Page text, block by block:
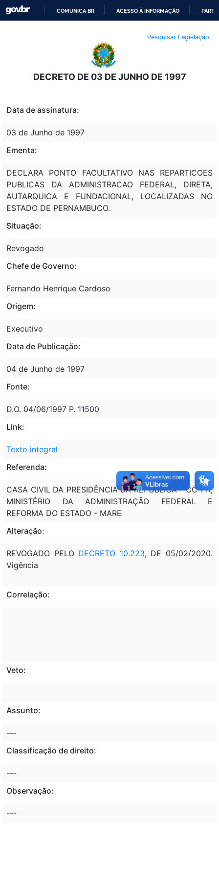
O
CONTEÚDO
COMUNICA BR ACESSO À INFORMAÇÃO
Pesquisar Legislação
DECRETO DE 03 DE JUNHO DE 1997
Data de assinatura:
03 de Junho de 1997
Ementa:
DECLARA PONTO FACULTATIVO NAS REPARTICOES
PUBLICAS DA ADMINISTRACAO FEDERAL, DIRETA,
AUTARQUICA E FUNDACIONAL, LOCALIZADAS NO
ESTADO DE PERNAMBUCO.
Situação:
Revogado
Chefe de Governo:
Fernando Henrique Cardoso
Origem:
Executivo
Data de Publicação:
04 de Junho de 1997
Fonte:
D.O. 04/06/1997 P. 11500
Link:
Texto integral
Referenda:
CASA CIVIL DA PRESIDÊNCIA DA REPÚBLICA - CC-PR;
MINISTÉRIO DA ADMINISTRAÇÃO FEDERAL E
REFORMA DO ESTADO - MARE
Alteração:
REVOGADO PELO DECRETO 10.223, DE 05/02/2020.
Vigência
Correlação:
Veto:
Assunto:
---
Classificação de direito:
---
Observação:
---